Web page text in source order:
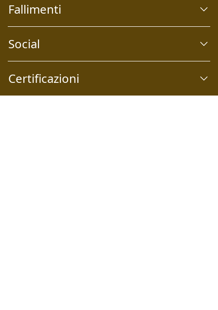
Fallimenti
Social
Certificazioni